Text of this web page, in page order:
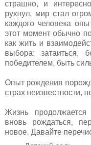
страшно, и
рухнул, мир стал
каждого человека
этот момент обычно
как жить и
выбора: затаиться,
победителем, быть
Опыт рождения
страх неизвестности,
Жизнь
вновь рождаться,
новое. Давайте